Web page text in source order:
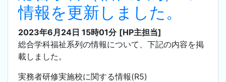
情報を更新しました。
2023年6月24日 15時01分 [HP主担当]
総合学科福祉系列の情報について、下記の内容を掲
載しました。
実務者研修実施校に関する情報(R5)